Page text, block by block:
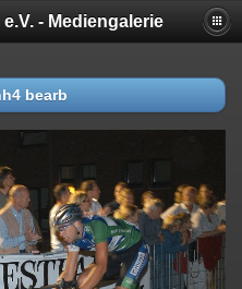
- Mediengalerie
bearb